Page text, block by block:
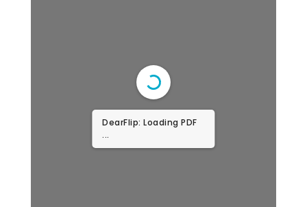
DearFlip: Loading PDF
...